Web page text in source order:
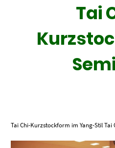
Tai
Tai Chi-Kurzstockform im Yang-Stil Tai